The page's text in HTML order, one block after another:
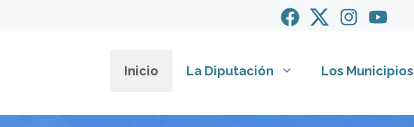
Inicio La Diputación Los Municipios